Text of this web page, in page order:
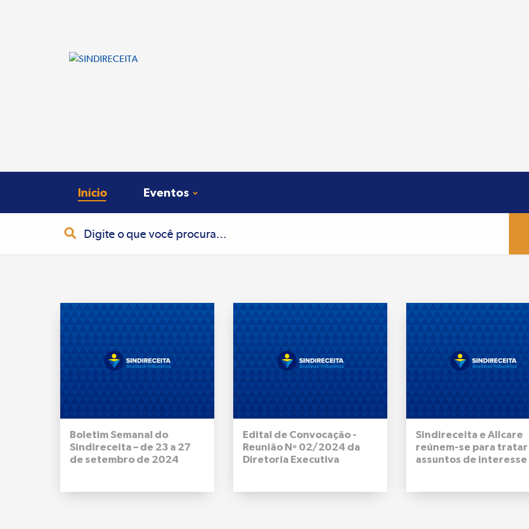
Início Eventos
Pesquisa
Boletim Semanal do
Sindireceita – de 23 a 27
de setembro de 2024
Edital de Convocação -
Reunião Nº 02/2024 da
Diretoria Executiva
Sindireceita e Allcare
reúnem-se para tratar
assuntos de interesse